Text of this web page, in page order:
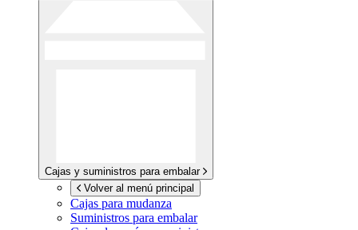
Cajas y suministros para embalar
Volver al menú principal
Cajas para mudanza
Suministros para embalar